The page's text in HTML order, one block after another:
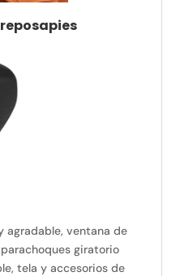
agradable, ventana de
giratorio
tela y accesorios de